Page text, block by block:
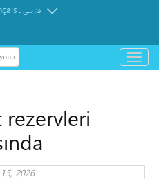
.فارسی
باز
و
rezervleri
2026